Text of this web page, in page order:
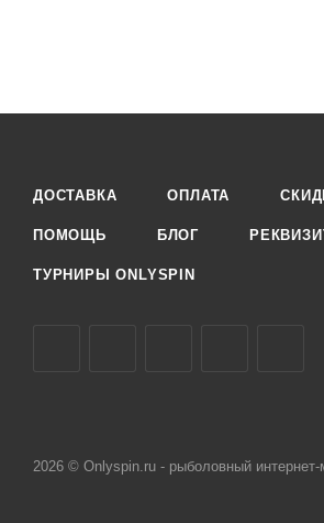
ДОСТАВКА ОПЛАТА
ПОМОЩЬ БЛОГ
ТУРНИРЫ ONLYSPIN
2026 © Onlyspin.ru - рыболовный интернет-